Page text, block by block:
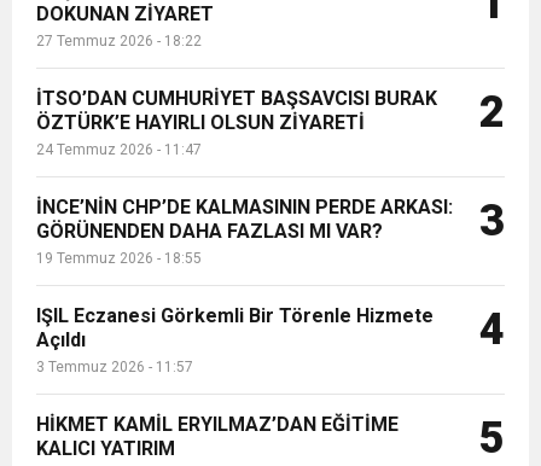
ve Onur Nişanesidir
6:19 HBB BAŞKANI ÖNTÜRK’ÜN
CUMHURİYET BAYRAMI MESAJI
17:36 KURUMLAR VERGİSİ ERTELENDİ
1:00 İTSO İŞ-KUR SGK TOPLANTI
21:40 CEYLANDERE’DE BAŞKAN EMRAH
18:22
GÖNÜLLERE DOKUNAN ZİYARET
DOKUNAN ZİYARET
27 Temmuz 2026 - 18:22
İTSO’DAN CUMHURİYET BAŞSAVCISI BURAK
ÖZTÜRK’E HAYIRLI OLSUN ZİYARETİ
24 Temmuz 2026 - 11:47
2
İNCE’NİN CHP’DE KALMASININ PERDE ARKASI:
GÖRÜNENDEN DAHA FAZLASI MI VAR?
19 Temmuz 2026 - 18:55
3
IŞIL Eczanesi Görkemli Bir Törenle Hizmete
Açıldı
3 Temmuz 2026 - 11:57
4
HİKMET KAMİL ERYILMAZ’DAN EĞİTİME
KALICI YATIRIM
5